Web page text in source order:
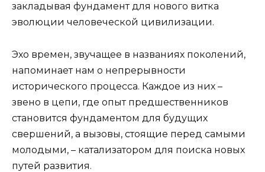
закладывая фундамент для нового витка
эволюции человеческой цивилизации.
Эхо времен, звучащее в названиях поколений,
напоминает нам о непрерывности
исторического процесса. Каждое из них –
звено в цепи, где опыт предшественников
становится фундаментом для будущих
свершений, а вызовы, стоящие перед самыми
молодыми, – катализатором для поиска новых
путей развития.